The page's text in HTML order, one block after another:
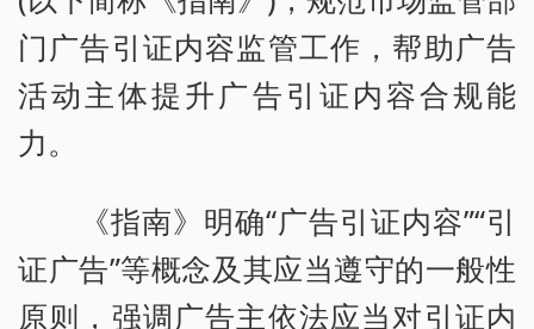
门广告引证内容监管工作，帮助广告
活动主体提升广告引证内容合规能
力。
《指南》明确“广告引证内容”“引
证广告”等概念及其应当遵守的一般性
原则，强调广告主依法应当对引证内